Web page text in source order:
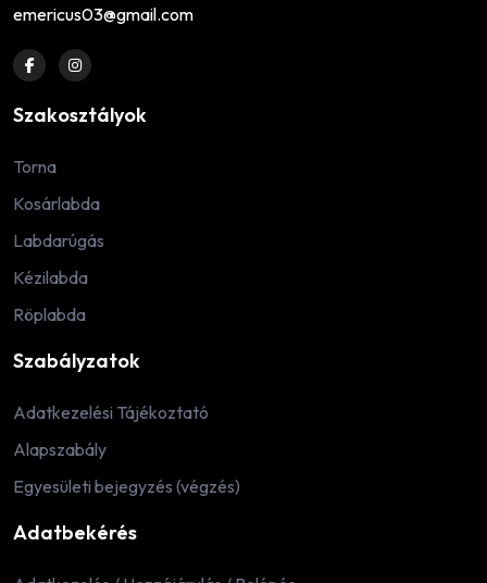
emericus03@gmail.com
Szakosztályok
Torna
Kosárlabda
Labdarúgás
Kézilabda
Röplabda
Szabályzatok
Adatkezelési Tájékoztató
Alapszabály
Egyesületi bejegyzés (végzés)
Adatbekérés